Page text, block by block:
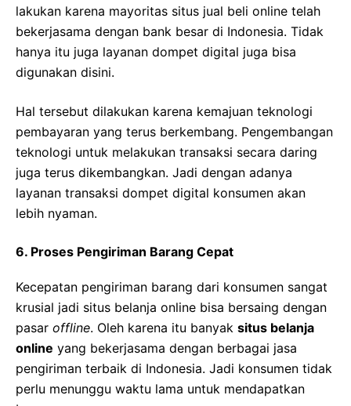
lakukan karena mayoritas situs jual beli online telah
bekerjasama dengan bank besar di Indonesia. Tidak
hanya itu juga layanan dompet digital juga bisa
digunakan disini.
Hal tersebut dilakukan karena kemajuan teknologi
pembayaran yang terus berkembang. Pengembangan
teknologi untuk melakukan transaksi secara daring
juga terus dikembangkan. Jadi dengan adanya
layanan transaksi dompet digital konsumen akan
lebih nyaman.
6. Proses Pengiriman Barang Cepat
Kecepatan pengiriman barang dari konsumen sangat
krusial jadi situs belanja online bisa bersaing dengan
pasar offline. Oleh karena itu banyak situs belanja
online yang bekerjasama dengan berbagai jasa
pengiriman terbaik di Indonesia. Jadi konsumen tidak
perlu menunggu waktu lama untuk mendapatkan